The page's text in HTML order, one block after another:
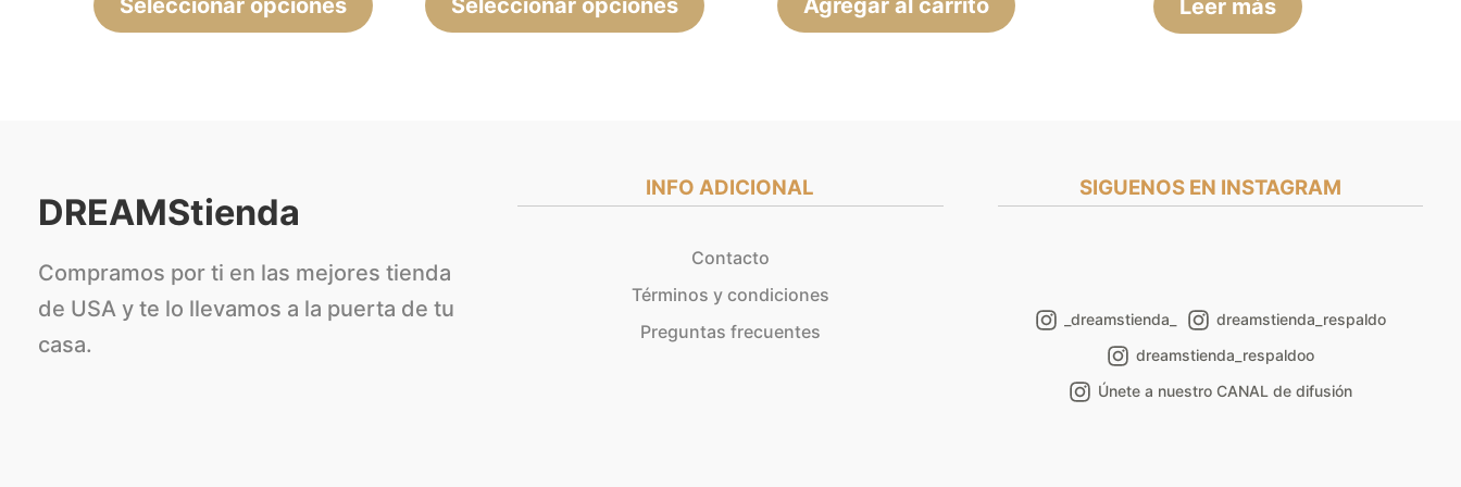
Seleccionar opciones
página
Seleccionar opciones
página
Agregar al carrito Leer más
DREAMStienda
Compramos por ti en las mejores tienda
de USA y te lo llevamos a la puerta de tu
casa.
INFO ADICIONAL
Contacto
Términos y condiciones
Preguntas frecuentes
SIGUENOS EN INSTAGRAM
_dreamstienda_
dreamstienda_respaldo
dreamstienda_respaldoo
Únete a nuestro CANAL de difusión